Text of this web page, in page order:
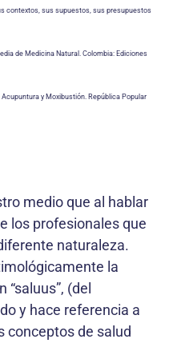
contextos, sus supuestos, sus presupuestos
de Medicina Natural. Colombia: Ediciones
Acupuntura y Moxibustión. República Popular
medio que al hablar
los profesionales que
naturaleza.
la
(del
y hace referencia a
conceptos de salud